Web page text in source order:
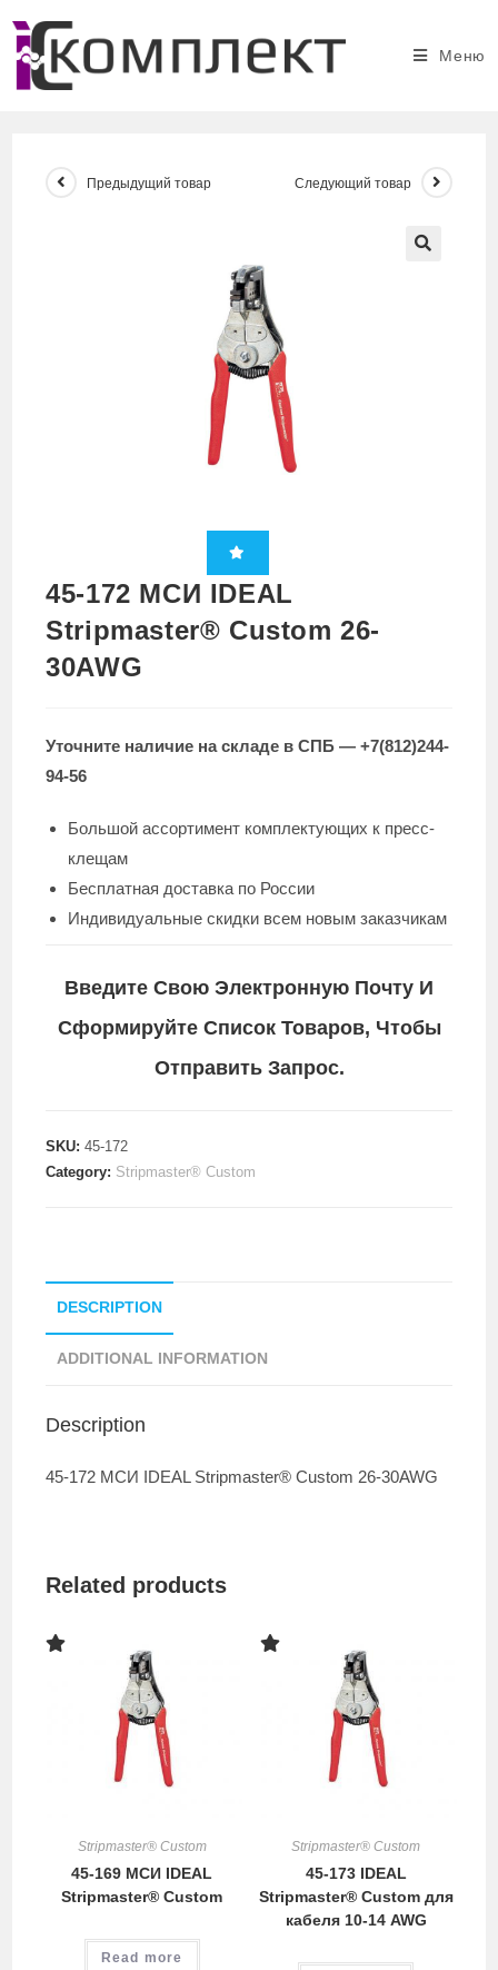
содержимому
Меню
Предыдущий товар Следующий товар
45-172 МСИ IDEAL
Stripmaster® Custom 26-
30AWG
Уточните наличие на складе в СПБ — +7(812)244-
94-56
Большой ассортимент комплектующих к пресс-
клещам
Бесплатная доставка по России
Индивидуальные скидки всем новым заказчикам
Введите Свою Электронную Почту И
Сформируйте Список Товаров, Чтобы
Отправить Запрос.
SKU:45-172
Category: Stripmaster® Custom
DESCRIPTION
ADDITIONAL INFORMATION
Description
45-172 МСИ IDEAL Stripmaster® Custom 26-30AWG
Related products
Stripmaster® Custom
45-169 МСИ IDEAL
Stripmaster® Custom
Read more
Stripmaster® Custom
45-173 IDEAL
Stripmaster® Custom для
кабеля 10-14 AWG